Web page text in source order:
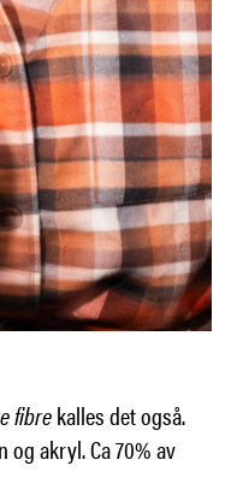
fibrekalles det også.
og akryl. Ca 70% av